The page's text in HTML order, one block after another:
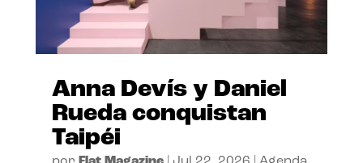
Anna Devís y Daniel
Rueda conquistan
Taipéi